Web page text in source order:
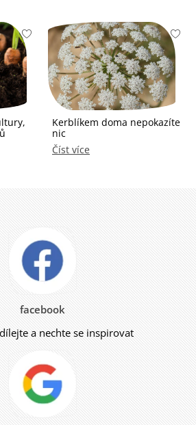
Kerblíkem doma nepokazíte
nic
Číst více
facebook
a nechte se inspirovat